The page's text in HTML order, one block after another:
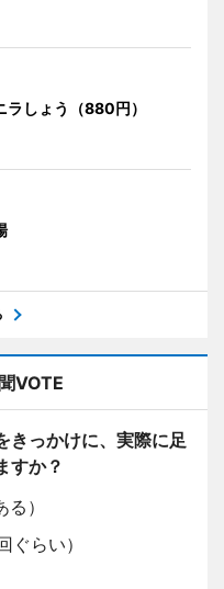
ラしょう（880円）
VOTE
きっかけに、実際に足
すか？
）
らい）